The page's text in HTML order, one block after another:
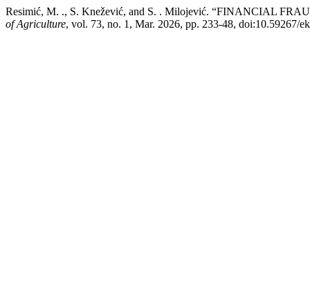
Resimić, M. ., S. Knežević, and S. . Milojević. “FINANCIAL
of Agriculture, vol. 73, no. 1, Mar. 2026, pp. 233-48, doi:10.59267/